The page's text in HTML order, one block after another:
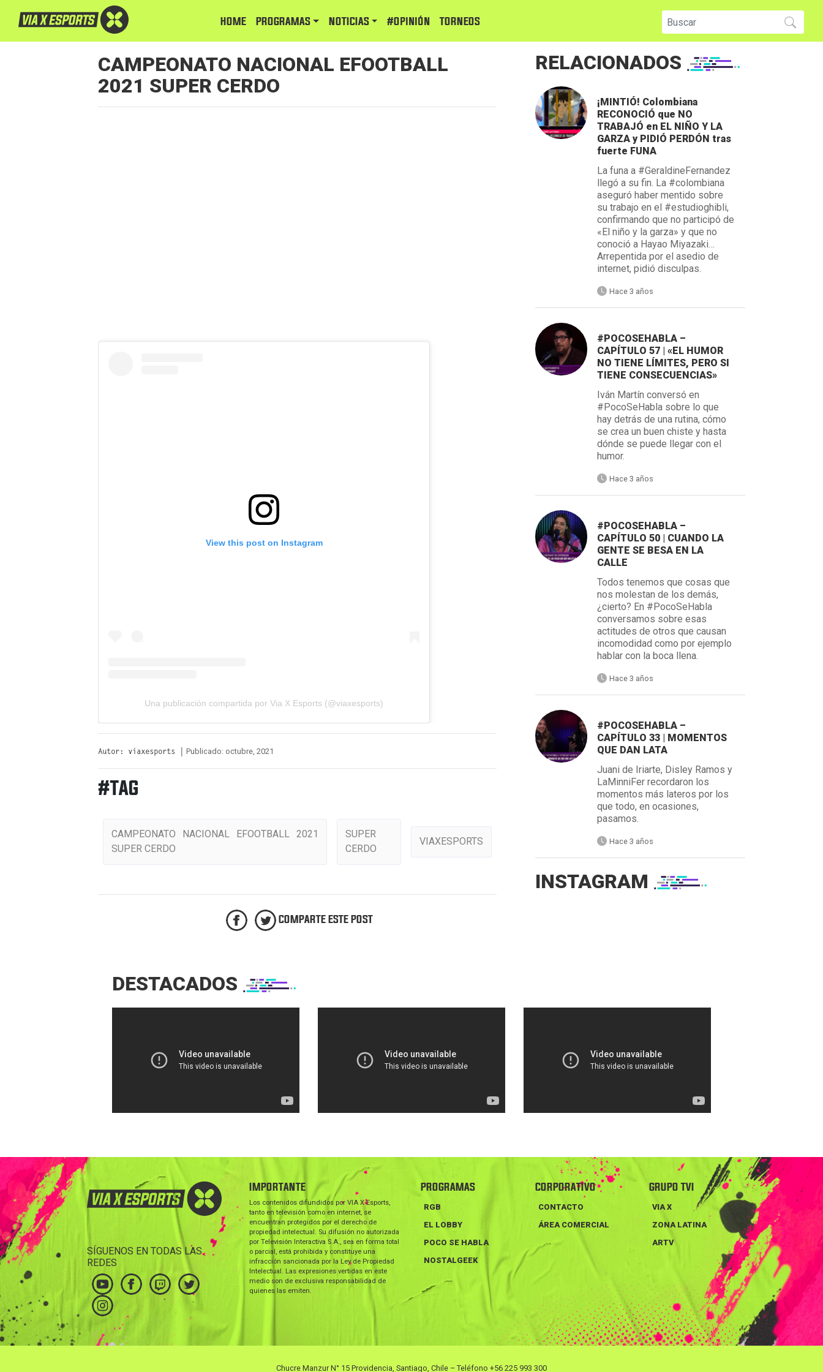
HOME PROGRAMAS NOTICIAS #Opinión TORNEOS
CAMPEONATO NACIONAL EFOOTBALL
2021 SUPER CERDO
View this post on Instagram
Una publicación compartida por Via X Esports (@viaxesports)
Autor: viaxesports | Publicado: octubre, 2021
#TAG
CAMPEONATO NACIONAL EFOOTBALL 2021
SUPER CERDO
SUPER
CERDO
VIAXESPORTS
COMPARTE ESTE POST
RELACIONADOS
¡MINTIÓ! Colombiana
RECONOCIÓ que NO
TRABAJÓ en EL NIÑO Y LA
GARZA y PIDIÓ PERDÓN tras
fuerte FUNA
La funa a #GeraldineFernandez
llegó a su fin. La #colombiana
aseguró haber mentido sobre
su trabajo en el #estudioghibli,
confirmando que no participó de
«El niño y la garza» y que no
conoció a Hayao Miyazaki…
Arrepentida por el asedio de
internet, pidió disculpas.
Hace 3 años
#POCOSEHABLA –
CAPÍTULO 57 | «EL HUMOR
NO TIENE LÍMITES, PERO SI
TIENE CONSECUENCIAS»
Iván Martín conversó en
#PocoSeHabla sobre lo que
hay detrás de una rutina, cómo
se crea un buen chiste y hasta
dónde se puede llegar con el
humor.
Hace 3 años
#POCOSEHABLA –
CAPÍTULO 50 | CUANDO LA
GENTE SE BESA EN LA
CALLE
Todos tenemos que cosas que
nos molestan de los demás,
¿cierto? En #PocoSeHabla
conversamos sobre esas
actitudes de otros que causan
incomodidad como por ejemplo
hablar con la boca llena.
Hace 3 años
#POCOSEHABLA –
CAPÍTULO 33 | MOMENTOS
QUE DAN LATA
Juani de Iriarte, Disley Ramos y
LaMinniFer recordaron los
momentos más lateros por los
que todo, en ocasiones,
pasamos.
Hace 3 años
INSTAGRAM
DESTACADOS
SÍGUENOS EN TODAS LAS
REDES
IMPORTANTE
Los contenidos difundidos por VIA X Esports,
tanto en televisión como en internet, se
encuentran protegidos por el derecho de
propiedad intelectual. Su difusión no autorizada
por Televisión Interactiva S.A., sea en forma total
o parcial, está prohibida y constituye una
infracción sancionada por la Ley de Propiedad
Intelectual. Las expresiones vertidas en este
medio son de exclusiva responsabilidad de
quienes las emiten.
PROGRAMAS
RGB
EL LOBBY
POCO SE HABLA
NOSTALGEEK
CORPORATIVO
CONTACTO
ÁREA COMERCIAL
GRUPO TVI
VIA X
ZONA LATINA
ARTV
Chucre Manzur N° 15 Providencia, Santiago, Chile – Teléfono +56 225 993 300